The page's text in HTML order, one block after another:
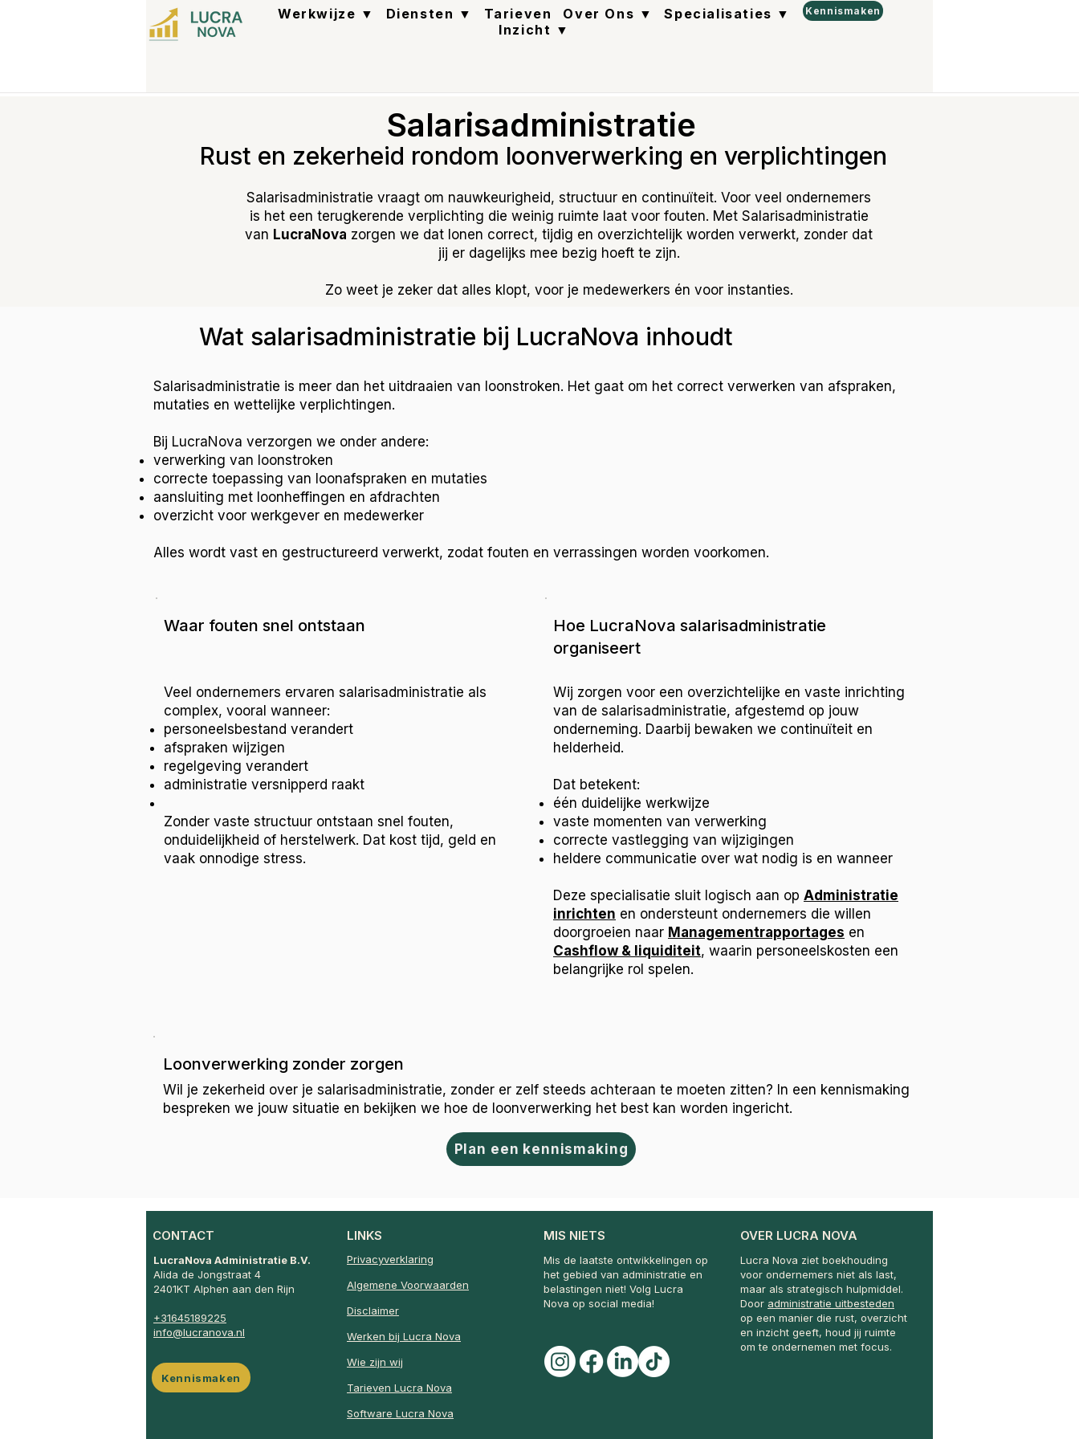
Werkwijze ▼ Diensten ▼ Tarieven Over Ons ▼
Specialisaties ▼
Inzicht ▼
Kennismaken
Salarisadministratie
Rust en zekerheid rondom loonverwerking en verplichtingen
Salarisadministratie vraagt om nauwkeurigheid, structuur en continuïteit. Voor veel ondernemers
is het een terugkerende verplichting die weinig ruimte laat voor fouten. Met Salarisadministratie
van LucraNova zorgen we dat lonen correct, tijdig en overzichtelijk worden verwerkt, zonder dat
jij er dagelijks mee bezig hoeft te zijn.
Zo weet je zeker dat alles klopt, voor je medewerkers én voor instanties.
Wat salarisadministratie bij LucraNova inhoudt
Salarisadministratie is meer dan het uitdraaien van loonstroken. Het gaat om het correct verwerken van afspraken,
mutaties en wettelijke verplichtingen.
Bij LucraNova verzorgen we onder andere:
verwerking van loonstroken
correcte toepassing van loonafspraken en mutaties
aansluiting met loonheffingen en afdrachten
overzicht voor werkgever en medewerker
Alles wordt vast en gestructureerd verwerkt, zodat fouten en verrassingen worden voorkomen.
Waar fouten snel ontstaan
Veel ondernemers ervaren salarisadministratie als
complex, vooral wanneer:
personeelsbestand verandert
afspraken wijzigen
regelgeving verandert
administratie versnipperd raakt
Zonder vaste structuur ontstaan snel fouten,
onduidelijkheid of herstelwerk. Dat kost tijd, geld en
vaak onnodige stress.
Hoe LucraNova salarisadministratie
organiseert
Wij zorgen voor een overzichtelijke en vaste inrichting
van de salarisadministratie, afgestemd op jouw
onderneming. Daarbij bewaken we continuïteit en
helderheid.
Dat betekent:
één duidelijke werkwijze
vaste momenten van verwerking
correcte vastlegging van wijzigingen
heldere communicatie over wat nodig is en wanneer
Deze specialisatie sluit logisch aan op Administratie
inrichten en ondersteunt ondernemers die willen
doorgroeien naar Managementrapportages en
Cashflow & liquiditeit, waarin personeelskosten een
belangrijke rol spelen.
Loonverwerking zonder zorgen
Wil je zekerheid over je salarisadministratie, zonder er zelf steeds achteraan te moeten zitten? In een kennismaking
bespreken we jouw situatie en bekijken we hoe de loonverwerking het best kan worden ingericht.
Plan een kennismaking
CONTACT
LucraNova Administratie B.V.
Alida de Jongstraat 4
2401KT Alphen aan den Rijn
+31645189225
info@lucranova.nl
Kennismaken
LINKS
Privacyverklaring
Algemene Voorwaarden
Disclaimer
Werken bij Lucra Nova
Wie zijn wij
Tarieven Lucra Nova
Software Lucra Nova
MIS NIETS
Mis de laatste ontwikkelingen op
het gebied van administratie en
belastingen niet! Volg Lucra
Nova op social media!
OVER LUCRA NOVA
Lucra Nova ziet boekhouding
voor ondernemers niet als last,
maar als strategisch hulpmiddel.
Door administratie uitbesteden
op een manier die rust, overzicht
en inzicht geeft, houd jij ruimte
om te ondernemen met focus.